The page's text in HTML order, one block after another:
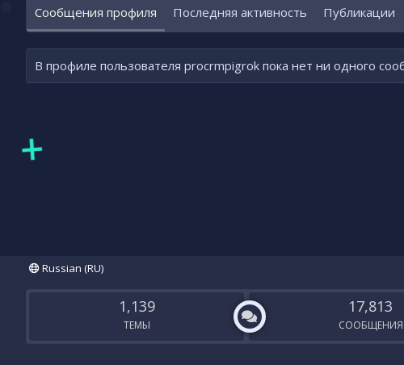
Сообщения профиля Последняя активность Публикации
В профиле пользователя procrmpigrok пока нет ни одного
Russian (RU)
1,139
ТЕМЫ
17,813
СООБЩЕНИЯ